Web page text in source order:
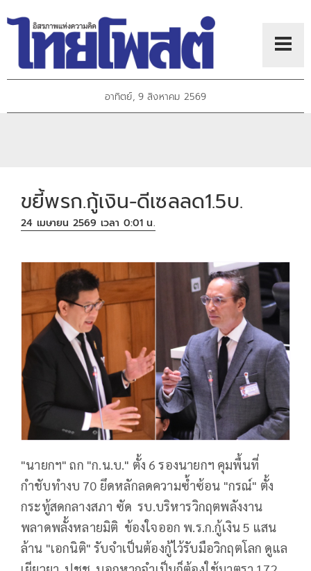
อาทิตย์, 9 สิงหาคม 2569
ขยี้พรก.กู้เงิน-ดีเซลลด1.5บ.
24 เมษายน 2569 เวลา 0:01 น.
"นายกฯ" ถก "ก.น.บ." ตั้ง 6 รองนายกฯ คุมพื้นที่
กำชับทำงบ 70 ยึดหลักลดความซ้ำซ้อน "กรณ์" ตั้ง
กระทู้สดกลางสภา ซัด รบ.บริหารวิกฤตพลังงาน
พลาดพลั้งหลายมิติ ข้องใจออก พ.ร.ก.กู้เงิน 5 แสน
ล้าน "เอกนิติ" รับจำเป็นต้องกู้ไว้รับมือวิกฤตโลก ดูแล